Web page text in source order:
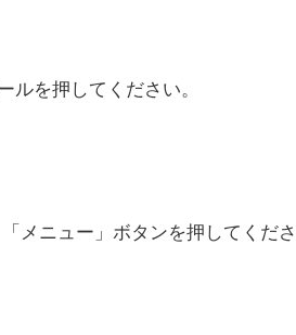
ルを押してください。
メニュー」ボタンを押してくださ